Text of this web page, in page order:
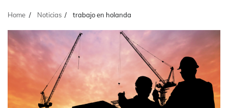
Home Noticias trabajo en holanda